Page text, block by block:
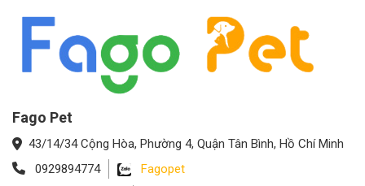
Fago Pet
43/14/34 Cộng Hòa, Phường 4, Quận Tân Bình, Hồ Chí Minh
0929894774
Fagopet